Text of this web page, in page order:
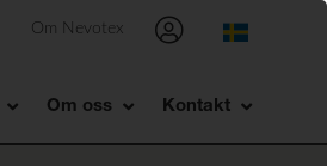
Om Nevotex
Om oss Kontakt